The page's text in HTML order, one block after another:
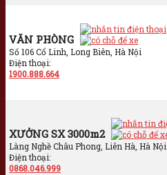
VĂN PHÒNG
Số 106 Cổ Linh, Long Biên, Hà Nội
Điện thoại:
1900.888.664
XƯỞNG SX 3000m2
Làng Nghề Châu Phong, Liên Hà, Hà Nội
Điện thoại:
0868.046.999